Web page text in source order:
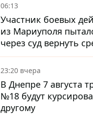
06:13
Участник боевых
из Мариуполя
через суд вернуть
субсидии со счета в
Ощадбанке – каким
решение
23:20 вчера
В Днепре 7 августа
№18 будут
другому